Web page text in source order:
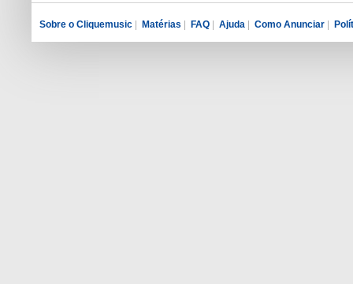
Sobre o Cliquemusic Matérias FAQ Ajuda Como Anunciar